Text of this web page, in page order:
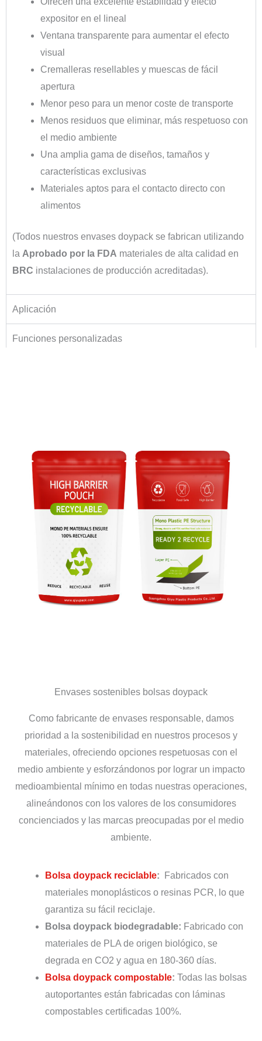
expositor en el lineal
Ventana transparente para aumentar el efecto
visual
Cremalleras resellables y muescas de fácil
apertura
Menor peso para un menor coste de transporte
Menos residuos que eliminar, más respetuoso con
el medio ambiente
Una amplia gama de diseños, tamaños y
características exclusivas
Materiales aptos para el contacto directo con
alimentos
(Todos nuestros envases doypack se fabrican utilizando
la Aprobado por la FDA materiales de alta calidad en
BRC instalaciones de producción acreditadas).
Aplicación
Funciones personalizadas
Envases sostenibles bolsas doypack
Como fabricante de envases responsable, damos
prioridad a la sostenibilidad en nuestros procesos y
materiales, ofreciendo opciones respetuosas con el
medio ambiente y esforzándonos por lograr un impacto
medioambiental mínimo en todas nuestras operaciones,
alineándonos con los valores de los consumidores
concienciados y las marcas preocupadas por el medio
ambiente.
Bolsa doypack reciclable: Fabricados con
materiales monoplásticos o resinas PCR, lo que
garantiza su fácil reciclaje.
Bolsa doypack biodegradable: Fabricado con
materiales de PLA de origen biológico, se
degrada en CO2 y agua en 180-360 días.
Bolsa doypack compostable: Todas las bolsas
autoportantes están fabricadas con láminas
compostables certificadas 100%.